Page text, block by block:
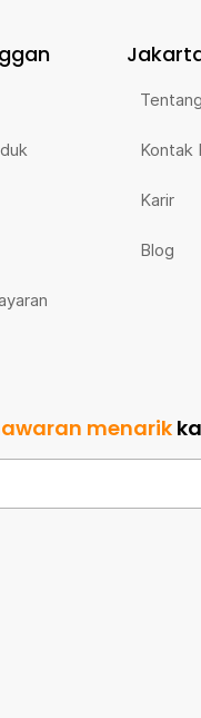
Kontak
Karir
Blog
menarik